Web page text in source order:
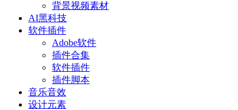
背景视频素材
AI黑科技
软件插件
Adobe软件
插件合集
软件插件
插件脚本
音乐音效
设计元素